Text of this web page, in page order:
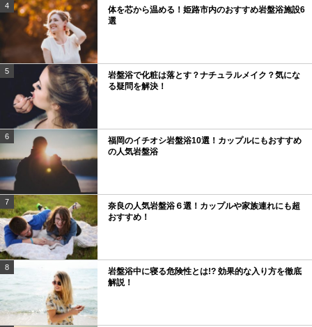
4
体を芯から温める！姫路市内のおすすめ岩盤浴施設6
選
5
岩盤浴で化粧は落とす？ナチュラルメイク？気にな
る疑問を解決！
6
福岡のイチオシ岩盤浴10選！カップルにもおすすめ
の人気岩盤浴
7
奈良の人気岩盤浴６選！カップルや家族連れにも超
おすすめ！
8
岩盤浴中に寝る危険性とは!? 効果的な入り方を徹底
解説！